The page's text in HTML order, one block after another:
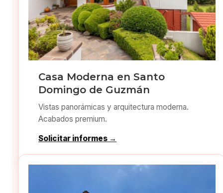
Casa Moderna en Santo
Domingo de Guzmán
Vistas panorámicas y arquitectura moderna.
Acabados premium.
Solicitar informes →